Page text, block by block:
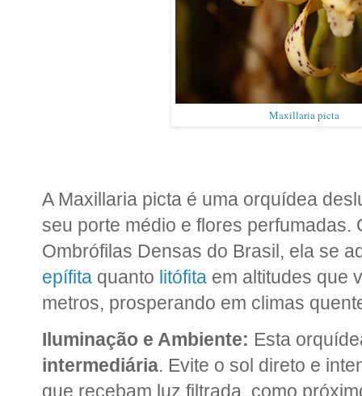
Maxillaria picta
A Maxillaria picta é uma orquídea
seu porte médio e flores perfumadas.
Ombrófilas Densas do Brasil, ela se
epífita quanto litófita em altitudes que
metros, prosperando em climas
Iluminação e Ambiente: Esta
intermediária. Evite o sol direto e
que recebam luz filtrada, como